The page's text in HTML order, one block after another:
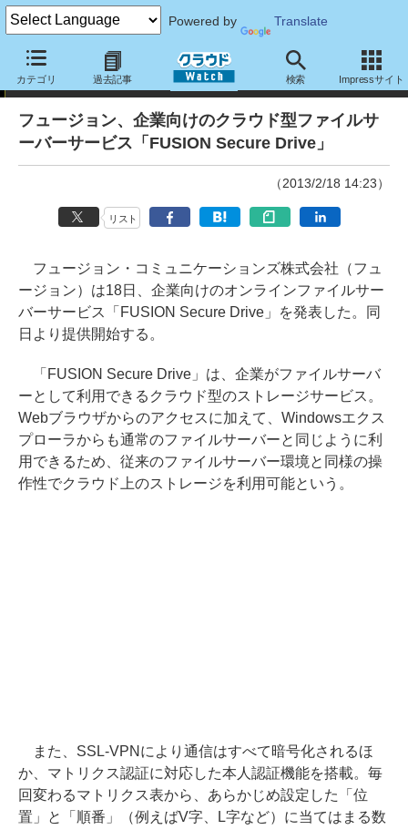
Powered by Translate
カテゴリ 過去記事 検索 Impressサイト
ニュース
フュージョン、企業向けのクラウド型ファイルサ
ーバーサービス「FUSION Secure Drive」
（2013/2/18 14:23）
リスト
フュージョン・コミュニケーションズ株式会社（フュ
ージョン）は18日、企業向けのオンラインファイルサー
バーサービス「FUSION Secure Drive」を発表した。同
日より提供開始する。
「FUSION Secure Drive」は、企業がファイルサーバ
ーとして利用できるクラウド型のストレージサービス。
Webブラウザからのアクセスに加えて、Windowsエクス
プローラからも通常のファイルサーバーと同じように利
用できるため、従来のファイルサーバー環境と同様の操
作性でクラウド上のストレージを利用可能という。
また、SSL-VPNにより通信はすべて暗号化されるほ
か、マトリクス認証に対応した本人認証機能を搭載。毎
回変わるマトリクス表から、あらかじめ設定した「位
置」と「順番」（例えばV字、L字など）に当てはまる数